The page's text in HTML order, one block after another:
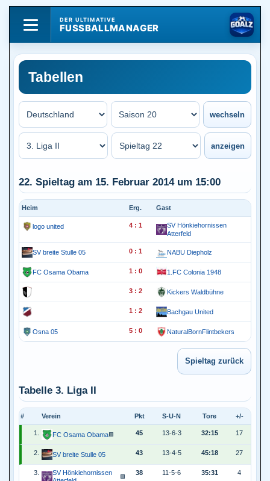
DER ULTIMATIVE
FUSSBALLMANAGER
Tabellen
22. Spieltag am 15. Februar 2014 um 15:00
Heim Erg. Gast
logo united 4 : 1
SV Hönkiehornissen
Atterfeld
SV breite Stulle 05 0 : 1 NABU Diepholz
FC Osama Obama 1 : 0 1.FC Colonia 1948
3 : 2 Kickers Waldbühne
1 : 2 Bachgau United
Osna 05 5 : 0 NaturalBornFlintbekers
Tabelle 3. Liga II
# Verein Pkt S-U-N Tore +/-
1. FC Osama Obama 🟩 45 13-6-3 32:15 17
2. SV breite Stulle 05 43 13-4-5 45:18 27
3.
SV Hönkiehornissen
🟩
38 11-5-6 35:31 4